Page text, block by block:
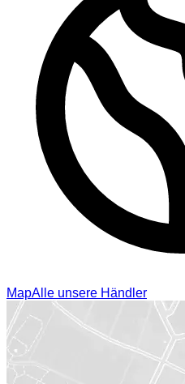
MapAlle unsere Händler